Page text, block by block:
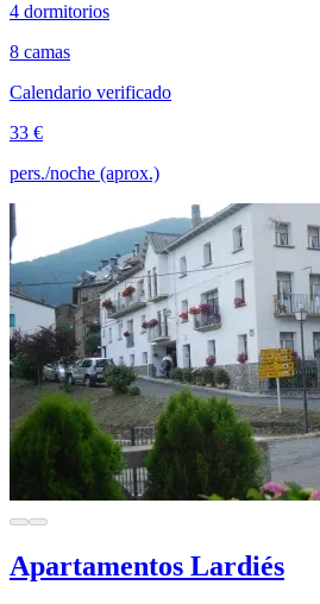
4 dormitorios
8 camas
Calendario verificado
33 €
pers./noche (aprox.)
Apartamentos Lardiés